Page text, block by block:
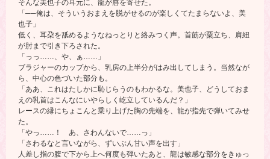
そんな美也子の耳元に、龍が唇を寄せた。
「──俺は、そういうおまえを脱がせるのが楽しくてたまらないよ、美
也子」
低く、耳朶を舐めるようなねっとりと絡みつく声。首筋が粟立ち、肩紐
が肘まで引き下ろされた。
「っっ……、や、ぁ……」
ブラジャーのカップから、乳房の上半分がはみ出してしまう。当然なが
ら、中心の色づいた部分も。
「ああ、これはたしかに恥じらうのもわかるな。美也子、どうしておま
えの乳首はこんなにいやらしく屹立しているんだ？」
レースの縁にちょこんと乗り上げた胸の先端を、龍が指先で弾いてみせ
た。
「やっ……！ あ、さわんないで……っ」
「さわるなと言いながら、ずいぶん甘い声を出す」
人差し指の腹で下から上へ何度も弾いたあと、龍は敏感な部分をきゅっ